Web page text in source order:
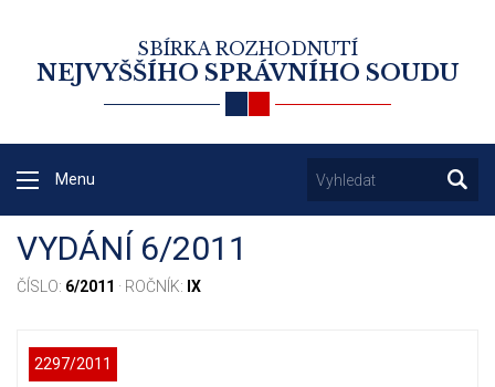
SBÍRKA ROZHODNUTÍ
NEJVYŠŠÍHO SPRÁVNÍHO SOUDU
Menu
VYDÁNÍ 6/2011
ČÍSLO: 6/2011 · ROČNÍK: IX
2297/2011